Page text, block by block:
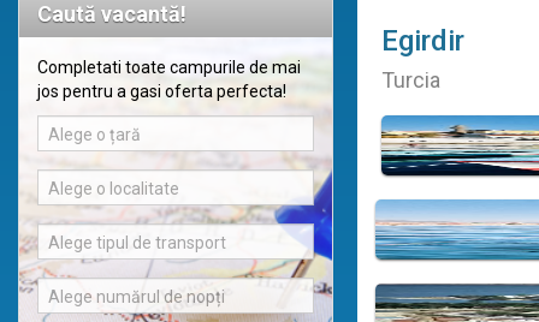
Caută vacantă!
Completati toate campurile de mai
jos pentru a gasi oferta perfecta!
Alege o țară
Alege o localitate
Alege tipul de transport
Alege numărul de nopți
Egirdir
Turcia